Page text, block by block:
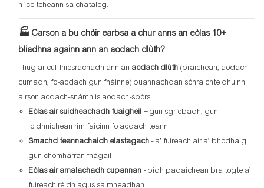
nì coitcheann sa chatalog.
🏭 Carson a bu chòir earbsa a chur anns an eòlas 10+
bliadhna againn ann an aodach dlùth?
Thug ar cùl-fhiosrachadh ann an aodach dlùth (braichean, aodach
cumadh, fo-aodach gun fhàinne) buannachdan sònraichte dhuinn
airson aodach-snàmh is aodach-spòrs:
Eòlas air suidheachadh fuaigheil – gun sgrìobadh, gun
loidhnichean rim faicinn fo aodach teann
Smachd teannachaidh elastagach - a’ fuireach air a’ bhodhaig
gun chomharran fhàgail
Eòlas air amalachadh cupannan - bidh padaichean bra togte a’
fuireach rèidh agus sa mheadhan